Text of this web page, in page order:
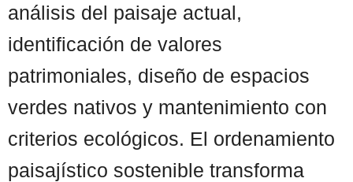
análisis del paisaje actual,
identificación de valores
patrimoniales, diseño de espacios
verdes nativos y mantenimiento con
criterios ecológicos. El ordenamiento
paisajístico sostenible transforma